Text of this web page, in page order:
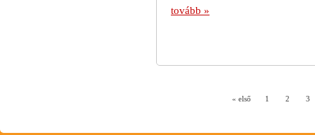
tovább »
« első 1 2 3